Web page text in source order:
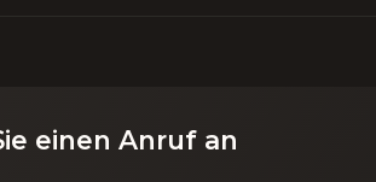
einen Anruf an